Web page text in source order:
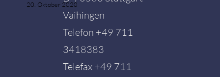
20. Oktober 2020
Vaihingen
Telefon +49 711
3418383
Telefax +49 711